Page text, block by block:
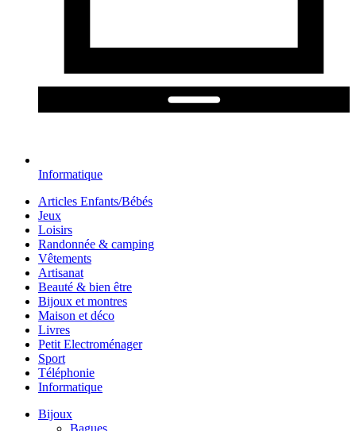
Informatique
Articles Enfants/Bébés
Jeux
Loisirs
Randonnée & camping
Vêtements
Artisanat
Beauté & bien être
Bijoux et montres
Maison et déco
Livres
Petit Electroménager
Sport
Téléphonie
Informatique
Bijoux
Bagues